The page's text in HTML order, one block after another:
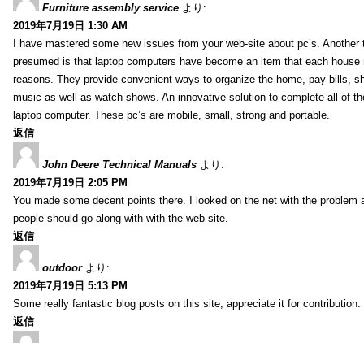
Furniture assembly service より:
2019年7月19日 1:30 AM
I have mastered some new issues from your web-site about pc’s. Another
presumed is that laptop computers have become an item that each
reasons. They provide convenient ways to organize the home, pay bills,
music as well as watch shows. An innovative solution to complete all of
laptop computer. These pc’s are mobile, small, strong and portable.
返信
John Deere Technical Manuals より:
2019年7月19日 2:05 PM
You made some decent points there. I looked on the net with the problem
people should go along with with the web site.
返信
outdoor より:
2019年7月19日 5:13 PM
Some really fantastic blog posts on this site, appreciate it for contribution.
返信